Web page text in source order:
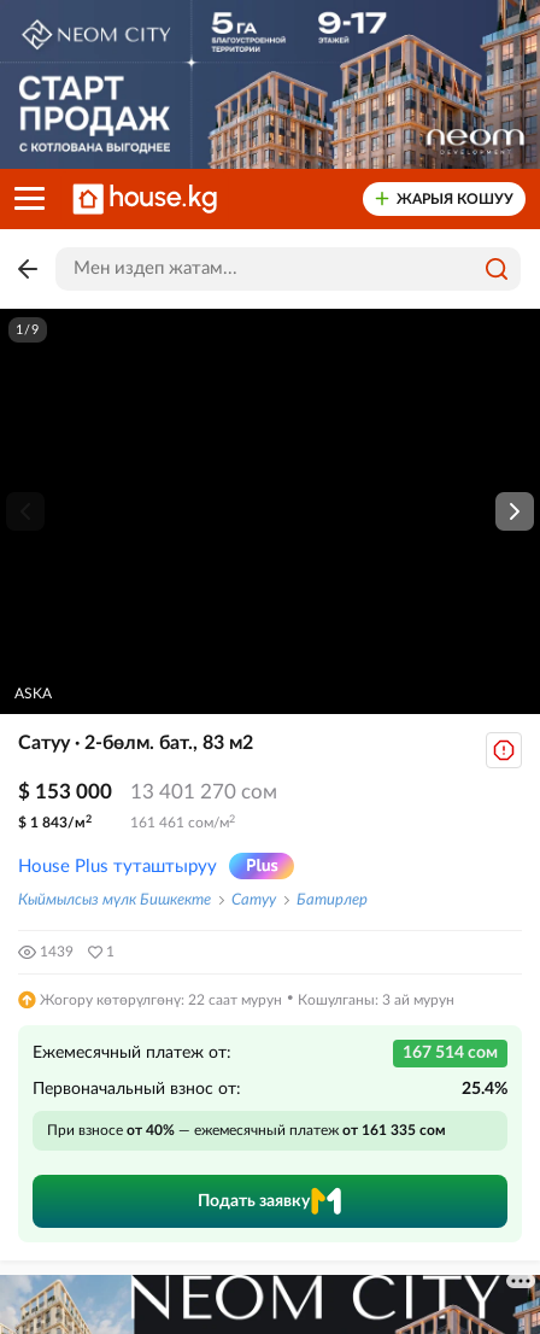
ЖАРЫЯ КОШУУ
1/9
ASKA
Сатуу · 2-бөлм. бат., 83 м2
$ 153 000 13 401 270 сом
$ 1 843/м2 161 461 сом/м2
House Plus туташтыруу
Кыймылсыз мүлк Бишкекте Сатуу Батирлер
1439 1
Жогору көтөрүлгөнү: 22 саат мурун · Кошулганы: 3 ай мурун
Ежемесячный платеж от: 167 514 сом
Первоначальный взнос от: 25.4%
При взносе от 40% — ежемесячный платеж от 161 335 сом
Подать заявку